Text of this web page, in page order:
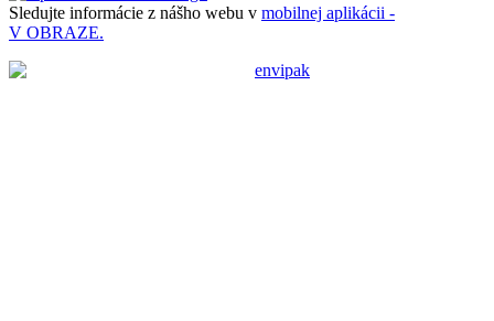
Sledujte informácie z nášho webu v mobilnej aplikácii -
V OBRAZE.